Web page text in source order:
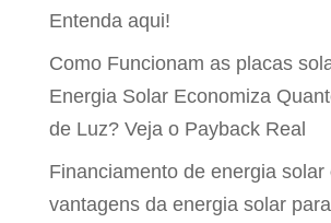
Entenda aqui!
Como Funcionam as placas
Energia Solar Economiza
de Luz? Veja o Payback Real
Financiamento de energia solar
vantagens da energia solar